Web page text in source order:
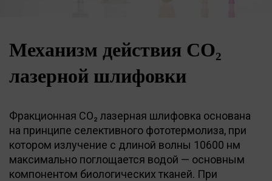
Механизм действия CO₂
лазерной шлифовки
Фракционная CO₂ лазерная шлифовка основана
на принципе селективного фототермолиза, при
котором излучение с длиной волны 10600 нм
максимально поглощается водой — основным
компонентом биологических тканей. При